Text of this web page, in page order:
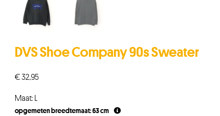
DVS Shoe Company 90s Sweater
€32,95
Maat: L
opgemeten breedtemaat: 63 cm